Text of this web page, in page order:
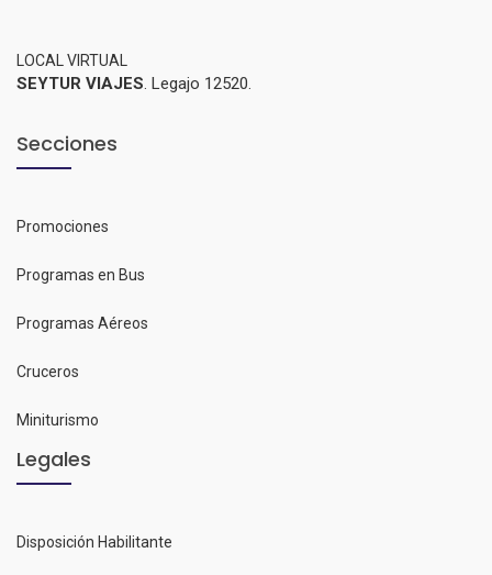
LOCAL VIRTUAL
SEYTUR VIAJES. Legajo 12520.
Secciones
Promociones
Programas en Bus
Programas Aéreos
Cruceros
Miniturismo
Legales
Disposición Habilitante